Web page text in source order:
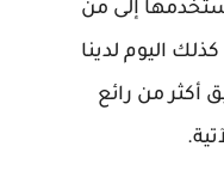
إلى من
اليوم لدينا
أكثر من رائع